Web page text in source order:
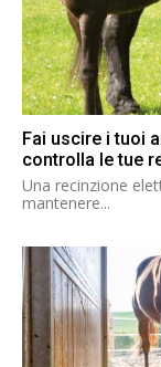
Fai uscire i tuoi
controlla le tue
Una recinzione
mantenere...